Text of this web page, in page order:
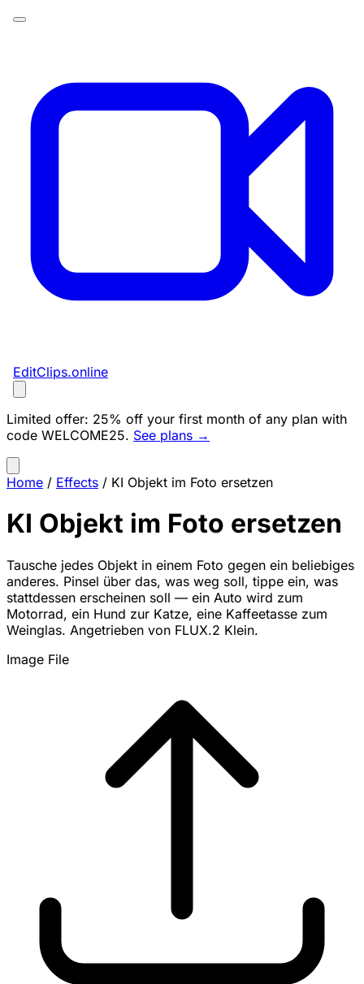
EditClips.online
Limited offer: 25% off your first month of any plan with
code WELCOME25. See plans →
Home / Effects / KI Objekt im Foto ersetzen
KI Objekt im Foto ersetzen
Tausche jedes Objekt in einem Foto gegen ein beliebiges
anderes. Pinsel über das, was weg soll, tippe ein, was
stattdessen erscheinen soll — ein Auto wird zum
Motorrad, ein Hund zur Katze, eine Kaffeetasse zum
Weinglas. Angetrieben von FLUX.2 Klein.
Image File